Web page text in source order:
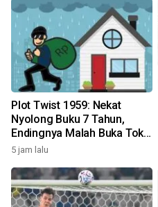
Plot Twist 1959: Nekat
Nyolong Buku 7 Tahun,
Endingnya Malah Buka Toko
Saingan!
5 jam lalu